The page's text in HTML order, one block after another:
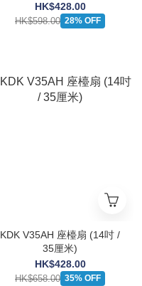
HK$428.00
HK$598.00 28% OFF
KDK V35AH 座檯扇 (14吋 /
35厘米)
HK$428.00
HK$658.00 35% OFF